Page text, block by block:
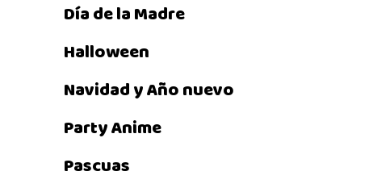
Día de la Madre
Halloween
Navidad y Año nuevo
Party Anime
Pascuas